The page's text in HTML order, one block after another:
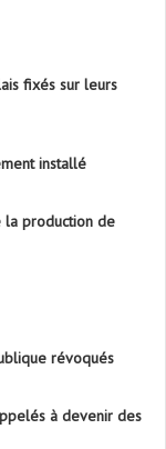
fixés sur leurs
installé
la production de
révoqués
à devenir des